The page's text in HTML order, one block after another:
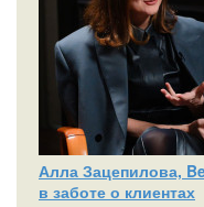
Алла Зацепилова,
в заботе о клиентах